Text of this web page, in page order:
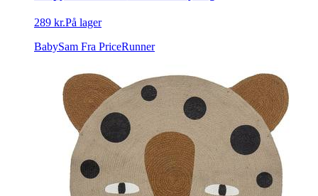
289 kr.På lager
BabySam Fra PriceRunner